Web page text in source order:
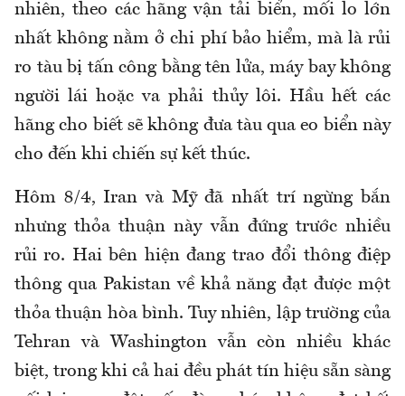
nhiên, theo các hãng vận tải biển, mối lo lớn
nhất không nằm ở chi phí bảo hiểm, mà là rủi
ro tàu bị tấn công bằng tên lửa, máy bay không
người lái hoặc va phải thủy lôi. Hầu hết các
hãng cho biết sẽ không đưa tàu qua eo biển này
cho đến khi chiến sự kết thúc.
Hôm 8/4, Iran và Mỹ đã nhất trí ngừng bắn
nhưng thỏa thuận này vẫn đứng trước nhiều
rủi ro. Hai bên hiện đang trao đổi thông điệp
thông qua Pakistan về khả năng đạt được một
thỏa thuận hòa bình. Tuy nhiên, lập trường của
Tehran và Washington vẫn còn nhiều khác
biệt, trong khi cả hai đều phát tín hiệu sẵn sàng